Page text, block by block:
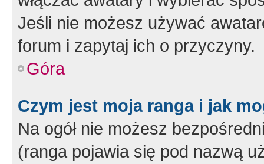
Jeśli nie możesz używać
forum i zapytaj ich o przyczyny.
Góra
Czym jest moja ranga i jak
Na ogół nie możesz
(ranga pojawia się pod nazwą